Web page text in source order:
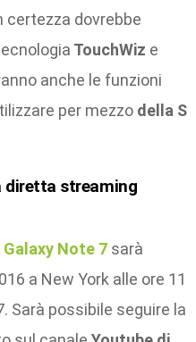
certezza dovrebbe
TouchWiz e
anche le funzioni
per mezzo della S
diretta streaming
Note 7 sarà
a New York alle ore 11
Sarà possibile seguire la